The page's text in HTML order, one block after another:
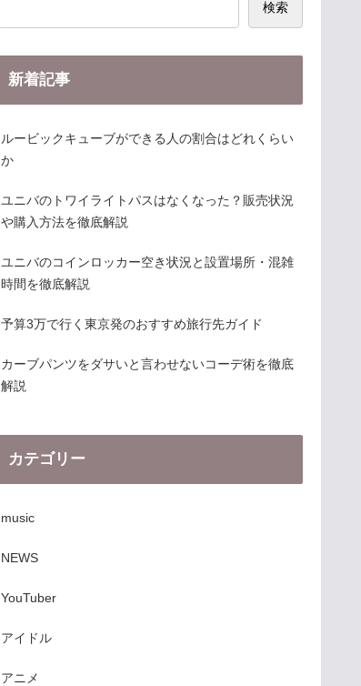
検索
新着記事
ルービックキューブができる人の割合はどれくらい
か
ユニバのトワイライトパスはなくなった？販売状況
や購入方法を徹底解説
ユニバのコインロッカー空き状況と設置場所・混雑
時間を徹底解説
予算3万で行く東京発のおすすめ旅行先ガイド
カーブパンツをダサいと言わせないコーデ術を徹底
解説
カテゴリー
music
NEWS
YouTuber
アイドル
アニメ